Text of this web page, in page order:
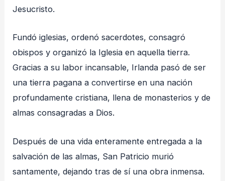
Jesucristo.
Fundó iglesias, ordenó sacerdotes, consagró
obispos y organizó la Iglesia en aquella tierra.
Gracias a su labor incansable, Irlanda pasó de ser
una tierra pagana a convertirse en una nación
profundamente cristiana, llena de monasterios y de
almas consagradas a Dios.
Después de una vida enteramente entregada a la
salvación de las almas, San Patricio murió
santamente, dejando tras de sí una obra inmensa.